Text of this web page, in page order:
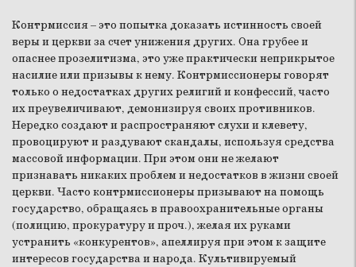
Контрмиссия – это попытка доказать истинность своей
веры и церкви за счет унижения других. Она грубее и
опаснее прозелитизма, это уже практически неприкрытое
насилие или призывы к нему. Контрмиссионеры говорят
только о недостатках других религий и конфессий, часто
их преувеличивают, демонизируя своих противников.
Нередко создают и распространяют слухи и клевету,
провоцируют и раздувают скандалы, используя средства
массовой информации. При этом они не желают
признавать никаких проблем и недостатков в жизни своей
церкви. Часто контрмиссионеры призывают на помощь
государство, обращаясь в правоохранительные органы
(полицию, прокуратуру и проч.), желая их руками
устранить «конкурентов», апеллируя при этом к защите
интересов государства и народа. Культивируемый